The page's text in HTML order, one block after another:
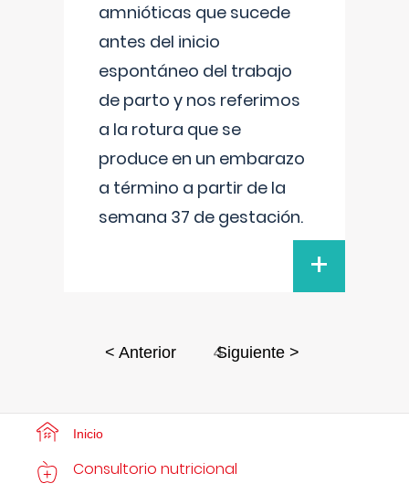
amnióticas que sucede
antes del inicio
espontáneo del trabajo
de parto y nos referimos
a la rotura que se
produce en un embarazo
a término a partir de la
semana 37 de gestación.
+
< Anterior 4
Siguiente >
Inicio
Consultorio nutricional